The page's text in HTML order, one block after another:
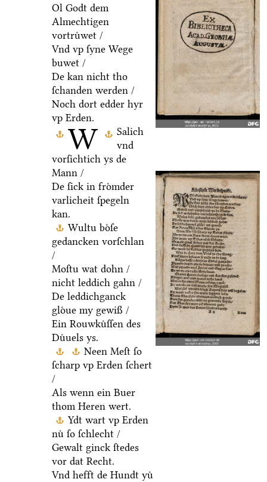
W
Ol Godt dem
Almechtigen
vortruͤwet /
Vnd vp ſyne Wege
buwet /
De kan nicht tho
ſchanden werden /
Noch dort edder hyr
vp Erden.
Salich
vnd
vorſichtich ys de
Mann /
De ſick in froͤmder
varlicheit ſpegeln
kan.
Wultu boͤſe
gedancken vorſchlan
/
Moſtu wat dohn /
nicht leddich gahn /
De leddichganck
gloͤue my gewiß /
Ein Rouwkuͤſſen des
Duͤuels ys.
Neen Meſt ſo
ſcharp vp Erden ſchert
/
Als wenn ein Buer
thom Heren wert.
Ydt wart vp Erden
nuͤ ſo ſchlecht /
Gewalt ginck ſtedes
vor dat Recht.
Vnd hefft de Hundt yuͤ